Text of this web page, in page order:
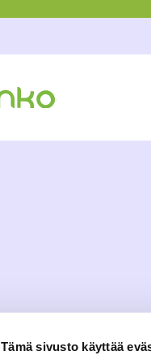
Tämä sivusto käyttää